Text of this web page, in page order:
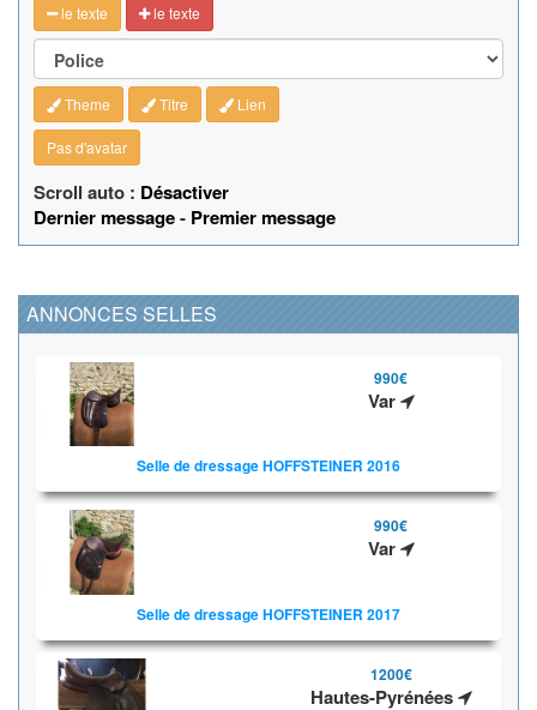
le texte le texte
Theme Titre Lien
Pas d'avatar
Scroll auto : Désactiver
Dernier message- Premier message
ANNONCES SELLES
990€
Var
Selle de dressage HOFFSTEINER 2016
990€
Var
Selle de dressage HOFFSTEINER 2017
1200€
Hautes-Pyrénées